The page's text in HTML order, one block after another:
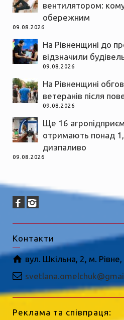
вентилятором:
обережним
09.08.2026
На Рівненщині до
відзначили
09.08.2026
На Рівненщині
ветеранів після
09.08.2026
Ще 16
отримають понад
дизпаливо
09.08.2026
Контакти
вул. Шкільна, 2, м.
Реклама та співпраця: